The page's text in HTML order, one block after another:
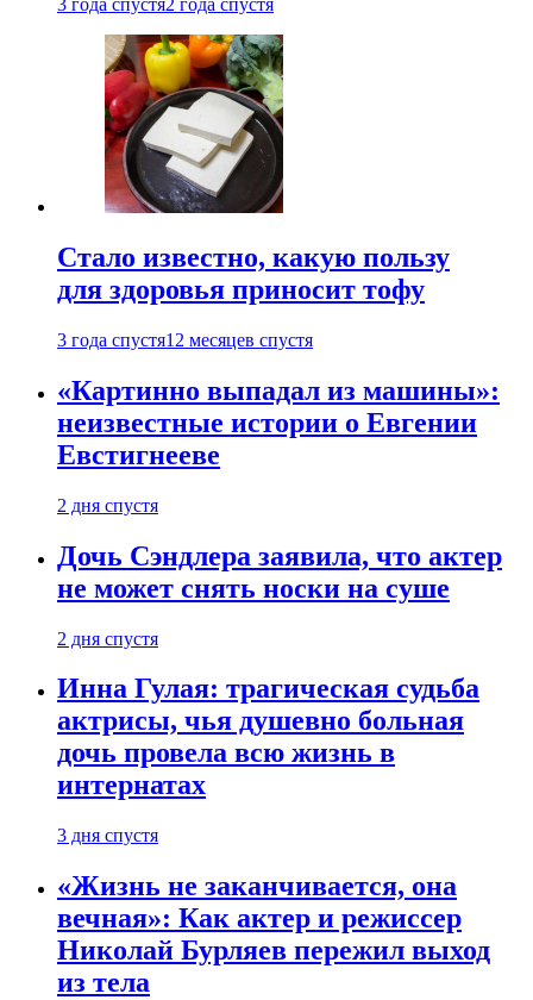
3 года спустя2 года спустя
Стало известно, какую пользу
для здоровья приносит тофу
3 года спустя12 месяцев спустя
«Картинно выпадал из машины»:
неизвестные истории о Евгении
Евстигнееве
2 дня спустя
Дочь Сэндлера заявила, что актер
не может снять носки на суше
2 дня спустя
Инна Гулая: трагическая судьба
актрисы, чья душевно больная
дочь провела всю жизнь в
интернатах
3 дня спустя
«Жизнь не заканчивается, она
вечная»: Как актер и режиссер
Николай Бурляев пережил выход
из тела